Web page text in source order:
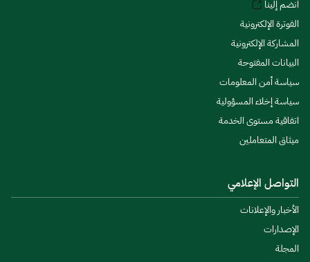
انضم إلينا
الفوترة الإلكترونية
المشاركة الإلكترونية
البيانات المفتوحة
سياسة أمن المعلومات
سياسة إخلاء المسؤولية
اتفاقية مستوى الخدمة
ميثاق المتعاملين
التواصل الإعلامي
الأخبار والإعلانات
الإصدارات
المجلة